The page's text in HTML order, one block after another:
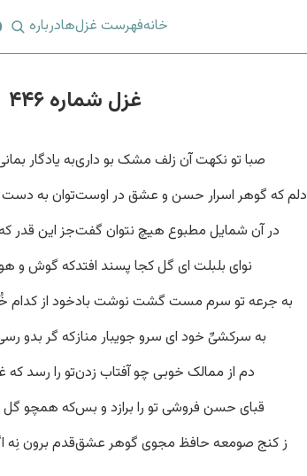
خانهفهرست غزل‌هادرباره
غزل شماره ۴۴۶
صبا تو نکهت آن زلف مشک بو داریبه یادگار
دلم که گوهر اسرار حسن و عشق در اوستتوان به
در آن شمایل مطبوع هیچ نتوان گفتجز این قدر
نوای بلبلت ای گل کجا پسند افتدکه گوش و
به جرعه تو سرم مست گشت نوشت بادخود از
به سرکشیِّ خود ای سرو جویبار منازکه گر بدو
دم از ممالک خوبی چو آفتاب زدنتو را رسد که
قبای حسن فروشی تو را برازد و بسکه همچو گل
ز کنج صومعه حافظ مجوی گوهر عشققدم برون